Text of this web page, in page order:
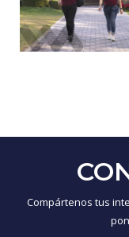
Compártenos tus